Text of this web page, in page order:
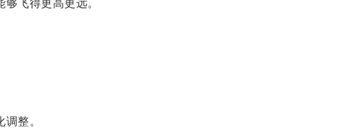
飞得更高更远。
整。